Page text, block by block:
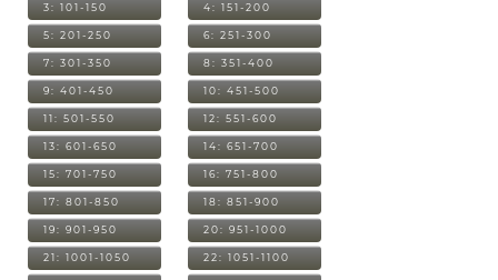
3: 101-150 4: 151-200
5: 201-250 6: 251-300
7: 301-350 8: 351-400
9: 401-450 10: 451-500
11: 501-550 12: 551-600
13: 601-650 14: 651-700
15: 701-750 16: 751-800
17: 801-850 18: 851-900
19: 901-950 20: 951-1000
21: 1001-1050 22: 1051-1100